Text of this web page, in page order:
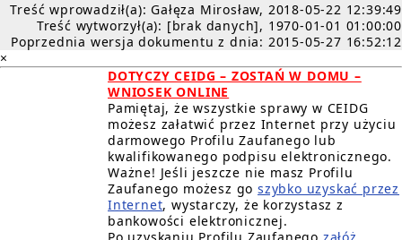
Treść wprowadził(a): Gałęza Mirosław, 2018-05-22 12:39:49
Treść wytworzył(a): [brak danych], 1970-01-01 01:00:00
Poprzednia wersja dokumentu z dnia: 2015-05-27 16:52:12
×
DOTYCZY CEIDG – ZOSTAŃ W DOMU –
WNIOSEK ONLINE
Pamiętaj, że wszystkie sprawy w CEIDG
możesz załatwić przez Internet przy użyciu
darmowego Profilu Zaufanego lub
kwalifikowanego podpisu elektronicznego.
Ważne! Jeśli jeszcze nie masz Profilu
Zaufanego możesz goszybko uzyskać przez
Internet, wystarczy, że korzystasz z
bankowości elektronicznej.